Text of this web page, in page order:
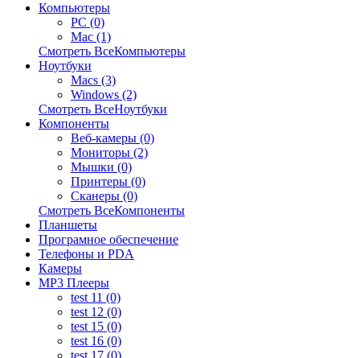
Компьютеры
PC (0)
Mac (1)
Смотреть ВсеКомпьютеры
Ноутбуки
Macs (3)
Windows (2)
Смотреть ВсеНоутбуки
Компоненты
Веб-камеры (0)
Мониторы (2)
Мышки (0)
Принтеры (0)
Сканеры (0)
Смотреть ВсеКомпоненты
Планшеты
Програмное обеспечение
Телефоны и PDA
Камеры
MP3 Плееры
test 11 (0)
test 12 (0)
test 15 (0)
test 16 (0)
test 17 (0)